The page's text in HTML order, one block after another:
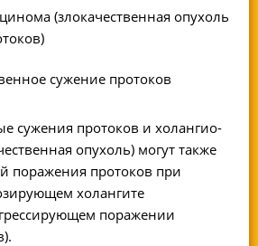
(злокачественная опухоль
сужение протоков
сужения протоков и холангио­
опухоль) могут также
поражения протоков при
холангите
поражении